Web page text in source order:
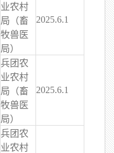
业农村
局（畜
牧兽医
局）
2025.6.1
兵团农
业农村
局（畜
牧兽医
局）
2025.6.1
兵团农
业农村